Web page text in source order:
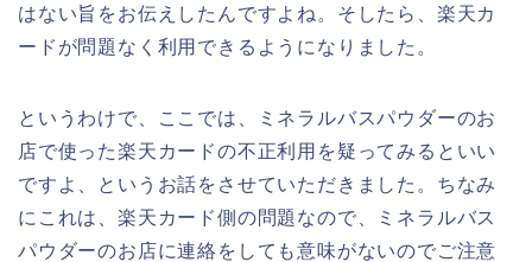
はない旨をお伝えしたんですよね。そしたら、楽天カ
ードが問題なく利用できるようになりました。
というわけで、ここでは、ミネラルバスパウダーのお
店で使った楽天カードの不正利用を疑ってみるといい
ですよ、というお話をさせていただきました。ちなみ
にこれは、楽天カード側の問題なので、ミネラルバス
パウダーのお店に連絡をしても意味がないのでご注意